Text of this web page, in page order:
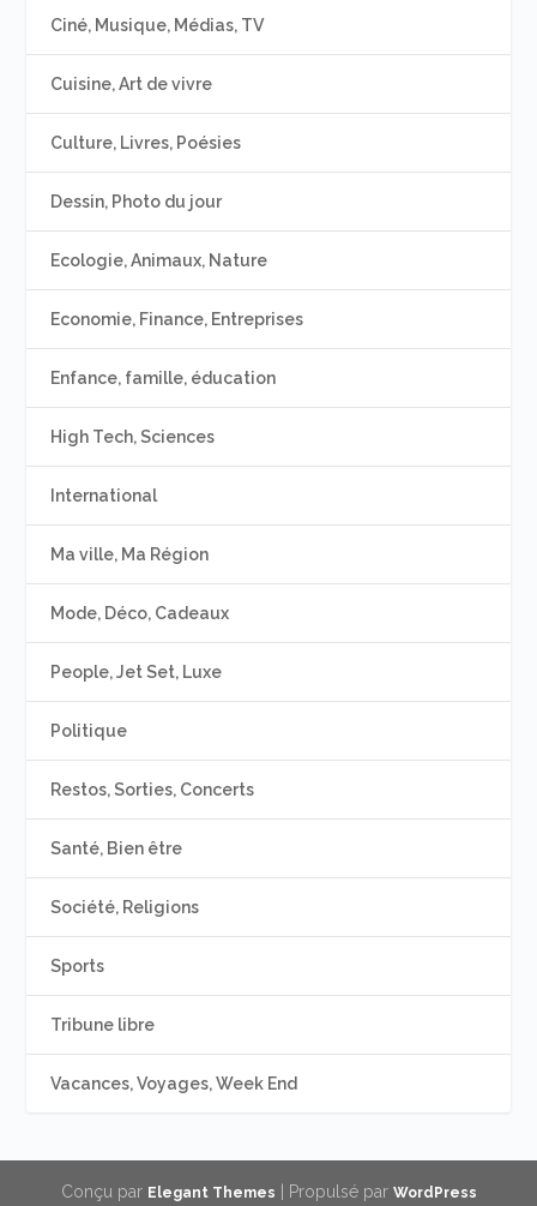
Ciné, Musique, Médias, TV
Cuisine, Art de vivre
Culture, Livres, Poésies
Dessin, Photo du jour
Ecologie, Animaux, Nature
Economie, Finance, Entreprises
Enfance, famille, éducation
High Tech, Sciences
International
Ma ville, Ma Région
Mode, Déco, Cadeaux
People, Jet Set, Luxe
Politique
Restos, Sorties, Concerts
Santé, Bien être
Société, Religions
Sports
Tribune libre
Vacances, Voyages, Week End
Conçu par Elegant Themes | Propulsé par WordPress